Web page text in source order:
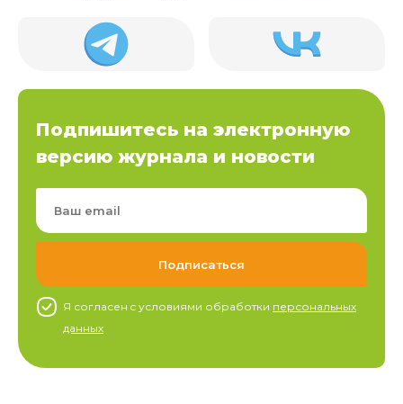
Подпишитесь на электронную
версию журнала и новости
Я согласен c условиями обработки персональных
данных